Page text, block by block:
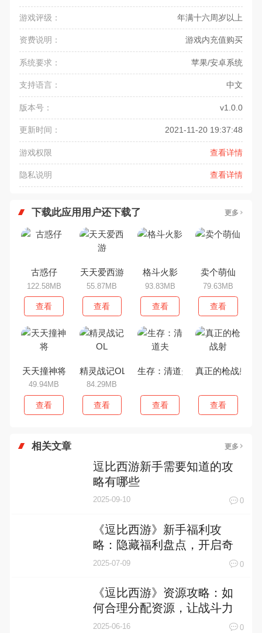
游戏评级： 年满十六周岁以上
资费说明： 游戏内充值购买
系统要求： 苹果/安卓系统
支持语言： 中文
版本号： v1.0.0
更新时间： 2021-11-20 19:37:48
游戏权限 查看详情
隐私说明 查看详情
下载此应用用户还下载了 更多
古惑仔
122.58MB
查看
天天爱西游
55.87MB
查看
格斗火影
93.83MB
查看
卖个萌仙
79.63MB
查看
天天撞神将
49.94MB
查看
精灵战记OL
84.29MB
查看
生存：清道夫
查看
真正的枪战射
查看
相关文章 更多
逗比西游新手需要知道的攻
略有哪些
2025-09-10 0
《逗比西游》新手福利攻
略：隐藏福利盘点，开启奇
妙冒险之旅
2025-07-09 0
《逗比西游》资源攻略：如
何合理分配资源，让战斗力
飙升
2025-06-16 0